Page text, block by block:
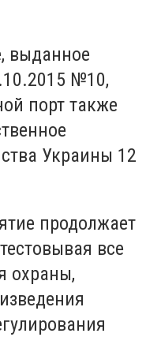
выданное
№10,
порт также
Украины 12
продолжает
все
охраны,